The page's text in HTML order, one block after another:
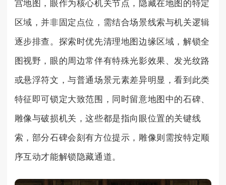
宫地图，眼作为核心机关节点，隐藏在地图的特定
区域，并非固定点位，需结合场景线索与机关逻辑
逐步排查。探索时优先清理地图边缘区域，解锁全
图视野，眼的周边常伴有特殊光影效果、发光纹路
或悬浮符文，与普通场景元素差异明显，看到此类
特征即可锁定大致范围，同时留意地图中的石碑、
雕像与破损机关，这些都是指向眼位置的关键线
索，部分石碑会刻有方位提示，雕像则需按特定顺
序互动才能解锁隐藏通道。